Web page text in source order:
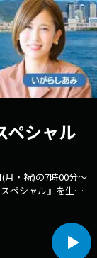
ペシャル
月・祝)の7時00分～
ペシャル』を生放
ティーが集結。 い
海について考え
、もっと近く